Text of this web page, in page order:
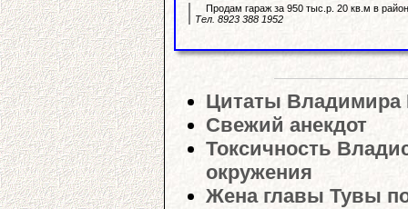
Продам гараж за 950 тыс.р. 20 кв.м в
Тел. 8923 388 1952
Цитаты Владимира
Свежий анекдот
Токсичность
окружения
Жена главы Тувы